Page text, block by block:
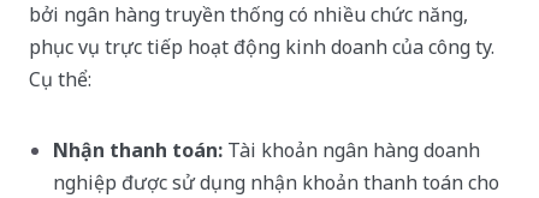
bởi ngân hàng truyền thống có nhiều chức năng,
phục vụ trực tiếp hoạt động kinh doanh của công ty.
Cụ thể:
Nhận thanh toán: Tài khoản ngân hàng doanh
nghiệp được sử dụng nhận khoản thanh toán cho